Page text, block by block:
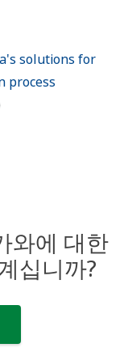
solutions for
process
와에 대한
십니까?